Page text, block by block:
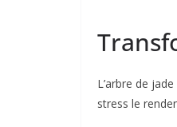
L’arbre de
stress le